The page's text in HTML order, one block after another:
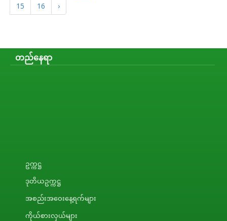
15
16 ›
တည်နေရာ
ဥက္ကဋ္ဌ
ဒုတိယဥက္ကဋ္ဌ
အစည်းအဝေးနေ့ရက်များ
ကိုယ်စားလှယ်များ